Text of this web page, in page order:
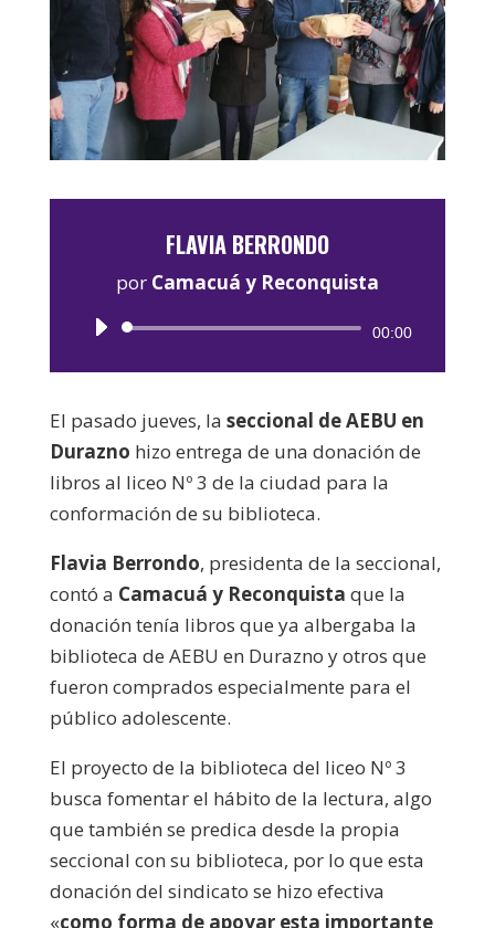
FLAVIA BERRONDO
por Camacuá y Reconquista
Reproductor
00:00
El pasado jueves, la seccional de AEBU en
Durazno hizo entrega de una donación de
libros al liceo Nº 3 de la ciudad para la
conformación de su biblioteca.
Flavia Berrondo, presidenta de la seccional,
contó a Camacuá y Reconquista que la
donación tenía libros que ya albergaba la
biblioteca de AEBU en Durazno y otros que
fueron comprados especialmente para el
público adolescente.
El proyecto de la biblioteca del liceo Nº 3
busca fomentar el hábito de la lectura, algo
que también se predica desde la propia
seccional con su biblioteca, por lo que esta
donación del sindicato se hizo efectiva
«como forma de apoyar esta importante